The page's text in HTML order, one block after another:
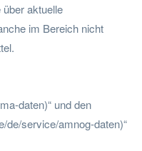
über aktuelle
im Bereich nicht
daten)“ und den
de/service/amnog-daten)“